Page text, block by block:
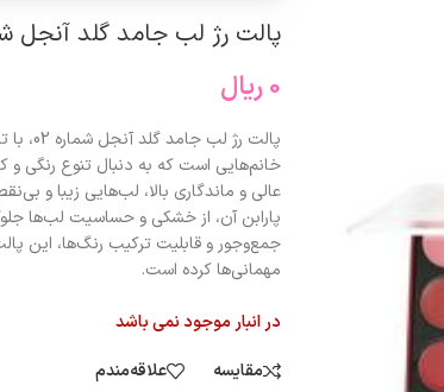
پالت رژ لب جامد گلد آنجل
0ریال
پالت
خانم‌هایی است که به دنبال تنوع رنگی و
عالی و ماندگاری بالا، لب‌هایی زیبا و
پارابن آن، از خشکی و حساسیت لب‌ها
جمع‌وجور و قابلیت ترکیب رنگ‌ها، این
مهمانی‌ها کرده است.
در انبار موجود نمی باشد
مقایسه
علاقه‌مندم